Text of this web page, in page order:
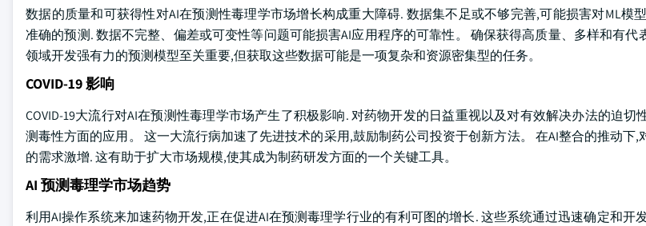
数据的质量和可获得性对AI在预测性毒理学市场增长构成重大障碍. 数据集不足或不够完善,可能损害对ML模
准确的预测. 数据不完整、偏差或可变性等问题可能损害AI应用程序的可靠性。 确保获得高质量、多样和有代
领域开发强有力的预测模型至关重要,但获取这些数据可能是一项复杂和资源密集型的任务。
COVID-19 影响
COVID-19大流行对AI在预测性毒理学市场产生了积极影响. 对药物开发的日益重视以及对有效解决办法的迫切
测毒性方面的应用。 这一大流行病加速了先进技术的采用,鼓励制药公司投资于创新方法。 在AI整合的推动下
的需求激增. 这有助于扩大市场规模,使其成为制药研发方面的一个关键工具。
AI 预测毒理学市场趋势
利用AI操作系统来加速药物开发,正在促进AI在预测毒理学行业的有利可图的增长. 这些系统通过迅速确定和开